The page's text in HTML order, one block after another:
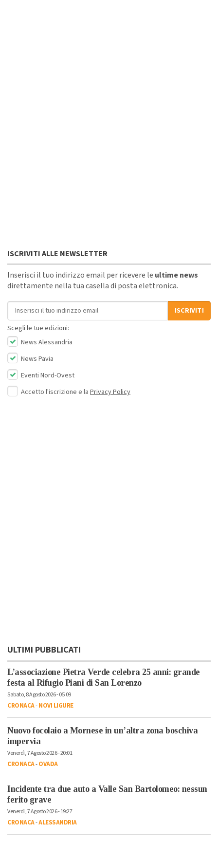
ISCRIVITI ALLE NEWSLETTER
Inserisci il tuo indirizzo email per ricevere le ultime news
direttamente nella tua casella di posta elettronica.
Indirizzo email
ISCRIVITI
Scegli le tue edizioni:
News Alessandria
News Pavia
Eventi Nord-Ovest
Accetto l'iscrizione e la Privacy Policy
ULTIMI PUBBLICATI
L’associazione Pietra Verde celebra 25 anni: grande
festa al Rifugio Piani di San Lorenzo
Sabato, 8 Agosto 2026 - 05:09
CRONACA-NOVI LIGURE
Nuovo focolaio a Mornese in un’altra zona boschiva
impervia
Venerdì, 7 Agosto 2026 - 20:01
CRONACA-OVADA
Incidente tra due auto a Valle San Bartolomeo: nessun
ferito grave
Venerdì, 7 Agosto 2026 - 19:27
CRONACA-ALESSANDRIA